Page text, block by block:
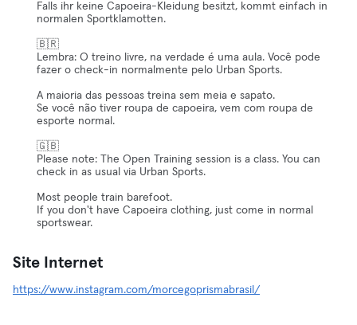
Falls ihr keine Capoeira-Kleidung besitzt, kommt einfach in
normalen Sportklamotten.
🇧🇷
Lembra: O treino livre, na verdade é uma aula. Você pode
fazer o check-in normalmente pelo Urban Sports.
A maioria das pessoas treina sem meia e sapato.
Se você não tiver roupa de capoeira, vem com roupa de
esporte normal.
🇬🇧
Please note: The Open Training session is a class. You can
check in as usual via Urban Sports.
Most people train barefoot.
If you don't have Capoeira clothing, just come in normal
sportswear.
Site Internet
https://www.instagram.com/morcegoprismabrasil/